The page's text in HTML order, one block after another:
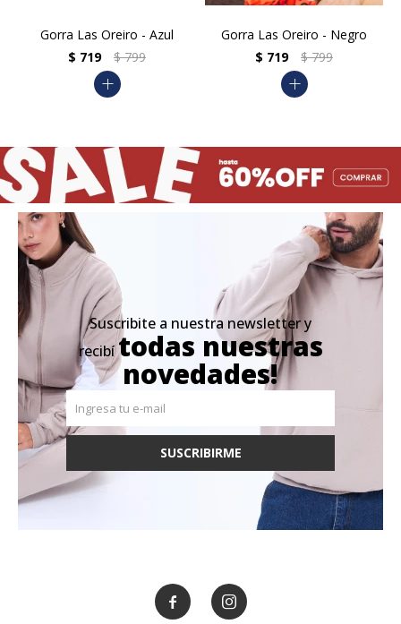
Gorra Las Oreiro - Azul
$ 719 $ 799
add
Gorra Las Oreiro - Negro
$ 719 $ 799
add
Suscribite a nuestra newsletter y
recibítodas nuestras
novedades!
SUSCRIBIRME
 